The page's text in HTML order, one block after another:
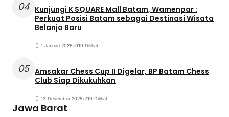
04 Kunjungi K SQUARE Mall Batam, Wamenpar :
Perkuat Posisi Batam sebagai Destinasi Wisata
Belanja Baru
1 Januari 2026•919 Dilihat
05 Amsakar Chess Cup II Digelar, BP Batam Chess
Club Siap Dikukuhkan
13 Desember 2025•719 Dilihat
Jawa Barat